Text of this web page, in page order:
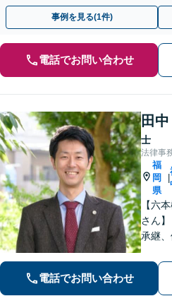
日・夜間面談可】【完全個室】【六本
事例を見る(1件)
電話でお問い合わせ
田
士
法律事
福
岡
県
【六
さん
承継、
のみ
るよ
電話でお問い合わせ